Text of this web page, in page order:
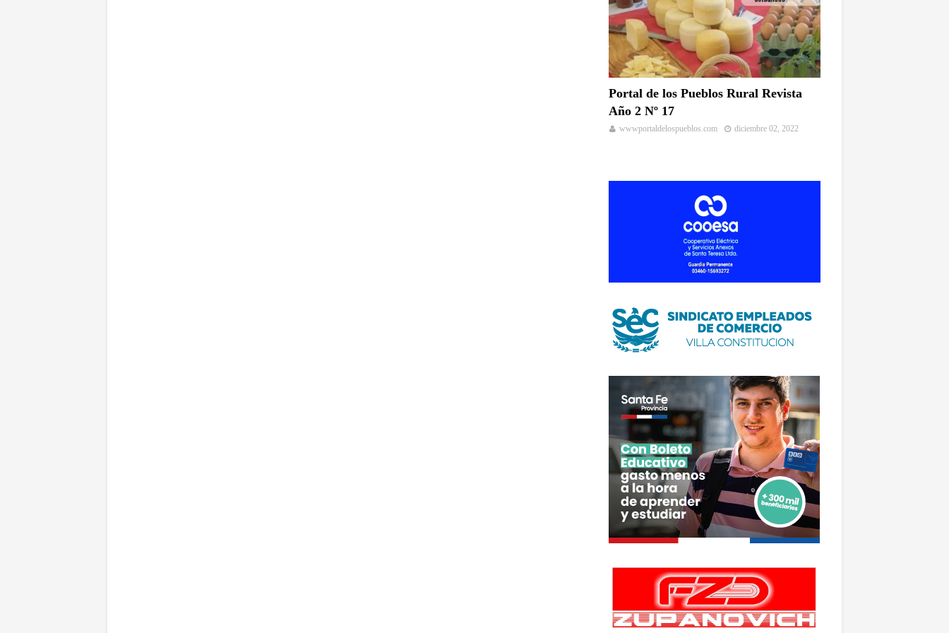
Portal de los Pueblos Rural Revista
Año 2 Nº 17
wwwportaldelospueblos.com diciembre 02, 2022